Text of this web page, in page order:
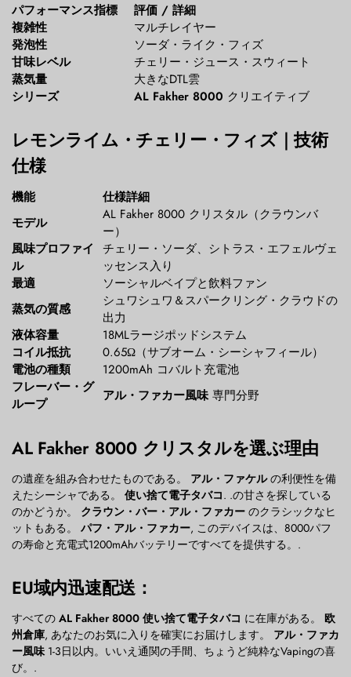
パフォーマンス指標
評価 / 詳細
複雑性
マルチレイヤー
発泡性
ソーダ・ライク・フィズ
甘味レベル
チェリー・ジュース・スウィート
蒸気量
大きなDTL雲
シリーズ
AL Fakher 8000 クリエイティブ
レモンライム・チェリー・フィズ｜技術
仕様
機能
仕様詳細
モデル
AL Fakher 8000 クリスタル（クラウンバ
ー）
風味プロファイ
ル
チェリー・ソーダ、シトラス・エフェルヴェ
ッセンス入り
最適
ソーシャルベイプと飲料ファン
蒸気の質感
シュワシュワ＆スパークリング・クラウドの
出力
液体容量
18MLラージポッドシステム
コイル抵抗
0.65Ω（サブオーム・シーシャフィール）
電池の種類
1200mAh コバルト充電池
フレーバー・グ
ループ
アル・ファカー風味専門分野
AL Fakher 8000 クリスタルを選ぶ理由
の遺産を組み合わせたものである。 アル・ファケルの利便性を備
えたシーシャである。 使い捨て電子タバコ. .の甘さを探している
のかどうか。 クラウン・バー・アル・ファカー のクラシックなヒ
ットもある。 パフ・アル・ファカー, このデバイスは、8000パフ
の寿命と充電式1200mAhバッテリーですべてを提供する。.
EU域内迅速配送：
すべての AL Fakher 8000 使い捨て電子タバコ に在庫がある。 欧
州倉庫, あなたのお気に入りを確実にお届けします。 アル・ファカ
ー風味1-3日以内。いいえ通関の手間、ちょうど純粋なVapingの喜
び。.